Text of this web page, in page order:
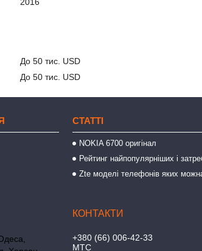
До 50 тис. USD
До 50 тис. USD
СТАТТІ
NOKIA 6700 оригінал
Рейтинг найпопулярніших і
Zte моделі телефонів яких
+380 (66) 006-42-33
МТС